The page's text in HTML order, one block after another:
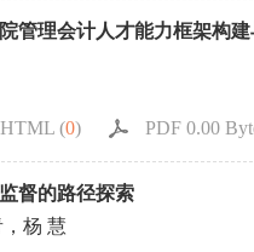
管理会计人才能力框架构
HTML (0) PDF 0.00
督的路径探索
杨 慧